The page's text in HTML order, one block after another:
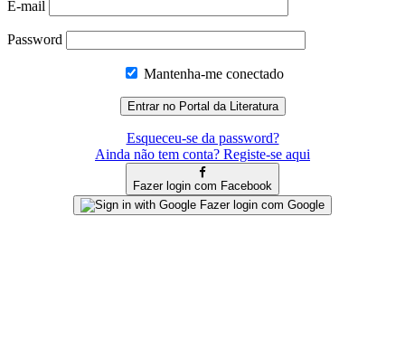
E-mail
Password
Mantenha-me conectado
Esqueceu-se da password?
Ainda não tem conta? Registe-se aqui
Fazer login com Facebook
Fazer login com Google